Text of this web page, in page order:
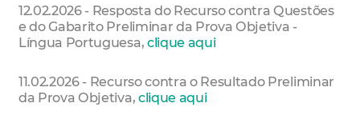
12.02.2026 - Resposta do Recurso contra Questões
e do Gabarito Preliminar da Prova Objetiva -
Língua Portuguesa, clique aqui
11.02.2026 - Recurso contra o Resultado Preliminar
da Prova Objetiva, clique aqui